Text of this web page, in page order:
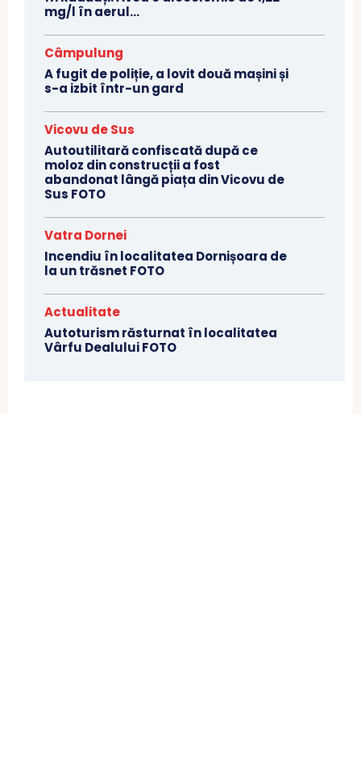
mg/l în aerul...
Câmpulung
A fugit de poliție, a lovit două mașini și
s-a izbit într-un gard
Vicovu de Sus
Autoutilitară confiscată după ce
moloz din construcții a fost
abandonat lângă piața din Vicovu de
Sus FOTO
Vatra Dornei
Incendiu în localitatea Dornișoara de
la un trăsnet FOTO
Actualitate
Autoturism răsturnat în localitatea
Vârfu Dealului FOTO